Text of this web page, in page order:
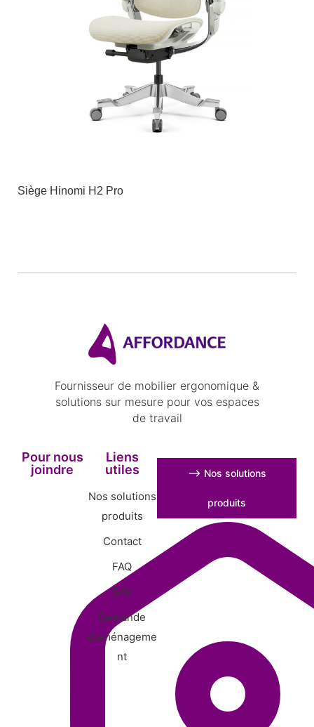
Siège Hinomi H2 Pro
Fournisseur de mobilier ergonomique &
solutions sur mesure pour vos espaces
de travail
Pour nous
joindre
Liens
utiles
Nos solutions
produits
Contact
FAQ
SAV
Demande
d'aménageme
nt
⟶ Nos solutions
produits